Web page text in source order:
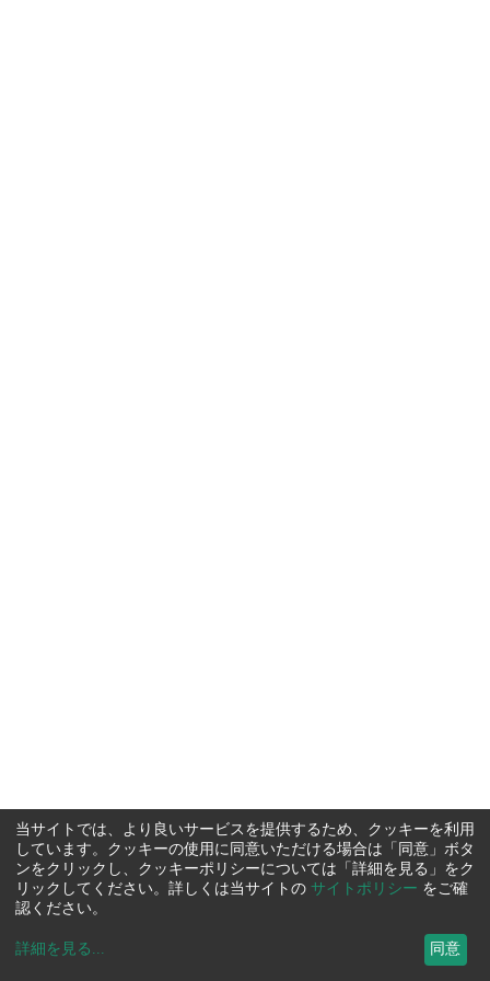
当サイトでは、より良いサービスを提供するため、クッキーを利用
しています。クッキーの使用に同意いただける場合は「同意」ボタ
ンをクリックし、クッキーポリシーについては「詳細を見る」をク
リックしてください。詳しくは当サイトの サイトポリシー をご確
認ください。
詳細を見る ... 同意